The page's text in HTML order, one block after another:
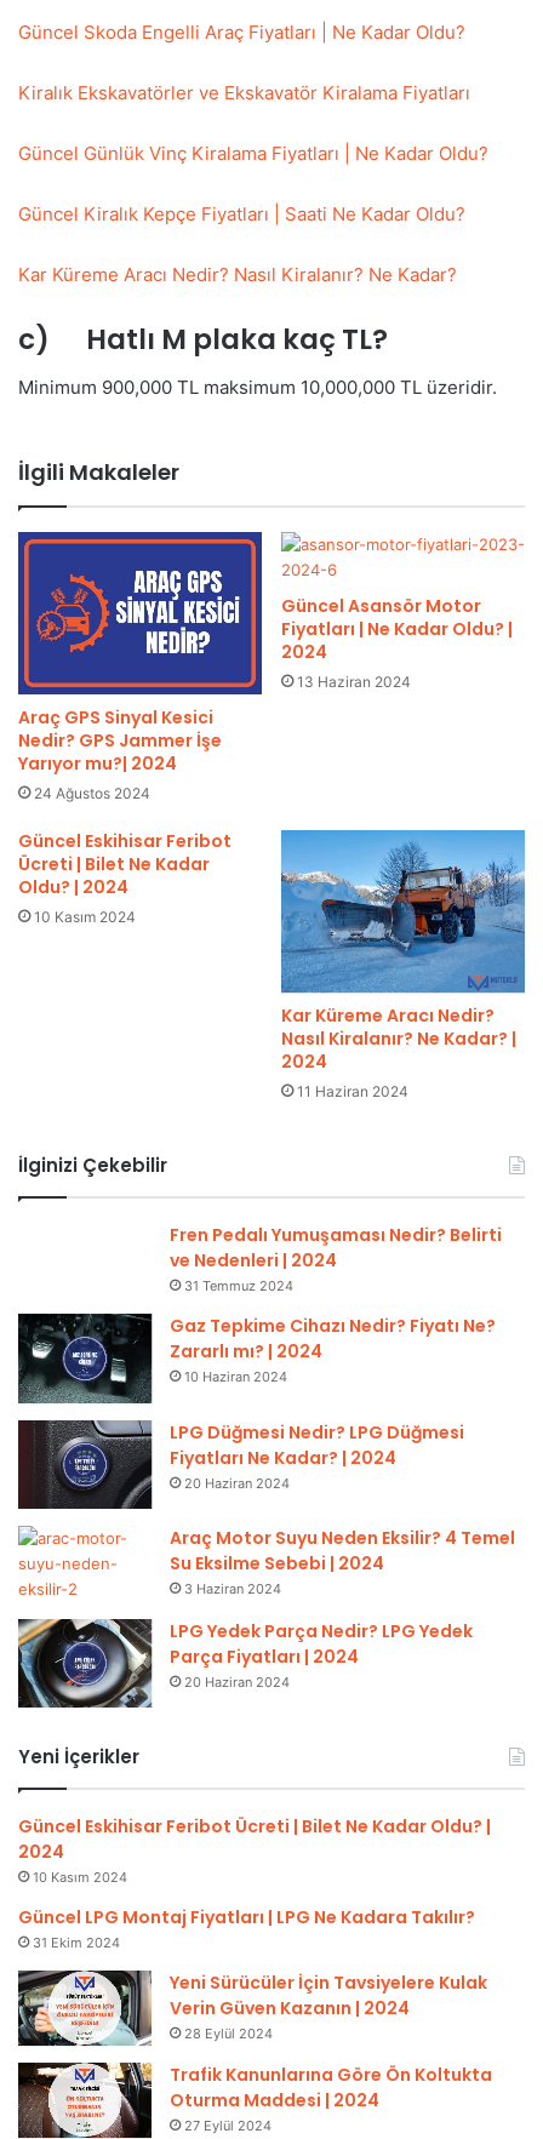
Güncel Skoda Engelli Araç Fiyatları | Ne Kadar Oldu?
Kiralık Ekskavatörler ve Ekskavatör Kiralama Fiyatları
Güncel Günlük Vinç Kiralama Fiyatları | Ne Kadar Oldu?
Güncel Kiralık Kepçe Fiyatları | Saati Ne Kadar Oldu?
Kar Küreme Aracı Nedir? Nasıl Kiralanır? Ne Kadar?
c) Hatlı M plaka kaç TL?
Minimum 900,000 TL maksimum 10,000,000 TL üzeridir.
İlgili Makaleler
Araç GPS Sinyal Kesici
Nedir? GPS Jammer İşe
Yarıyor mu?| 2024
24 Ağustos 2024
Güncel Asansör Motor
Fiyatları | Ne Kadar Oldu? |
2024
13 Haziran 2024
Güncel Eskihisar Feribot
Ücreti | Bilet Ne Kadar
Oldu? | 2024
10 Kasım 2024
Kar Küreme Aracı Nedir?
Nasıl Kiralanır? Ne Kadar? |
2024
11 Haziran 2024
İlginizi Çekebilir
Fren Pedalı Yumuşaması Nedir? Belirti
ve Nedenleri | 2024
31 Temmuz 2024
Gaz Tepkime Cihazı Nedir? Fiyatı Ne?
Zararlı mı? | 2024
10 Haziran 2024
LPG Düğmesi Nedir? LPG Düğmesi
Fiyatları Ne Kadar? | 2024
20 Haziran 2024
Araç Motor Suyu Neden Eksilir? 4 Temel
Su Eksilme Sebebi | 2024
3 Haziran 2024
LPG Yedek Parça Nedir? LPG Yedek
Parça Fiyatları | 2024
20 Haziran 2024
Yeni İçerikler
Güncel Eskihisar Feribot Ücreti | Bilet Ne Kadar Oldu? |
2024
10 Kasım 2024
Güncel LPG Montaj Fiyatları | LPG Ne Kadara Takılır?
31 Ekim 2024
Yeni Sürücüler İçin Tavsiyelere Kulak
Verin Güven Kazanın | 2024
28 Eylül 2024
Trafik Kanunlarına Göre Ön Koltukta
Oturma Maddesi | 2024
27 Eylül 2024